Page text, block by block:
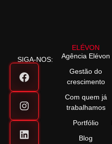
SIGA-NOS:
ELÉVON
Agência Elévon
Gestão do
crescimento
Com quem já
trabalhamos
Portfólio
Blog